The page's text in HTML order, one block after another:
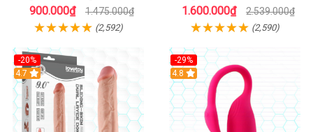
900.000₫ 1.475.000₫
(2,592)
điều khiển từ xa
1.600.000₫ 2.539.000₫
(2,590)
-20%
Hot
4.7
-29%
Hot
4.8